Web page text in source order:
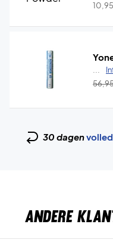
10,95
30 dagen
ANDERE